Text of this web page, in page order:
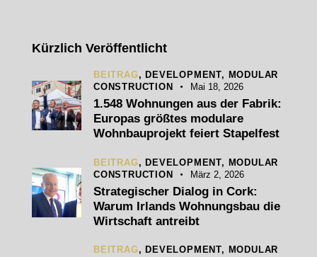
Kürzlich Veröffentlicht
BEITRAG, DEVELOPMENT, MODULAR
CONSTRUCTION
Mai 18, 2026
1.548 Wohnungen aus der Fabrik:
Europas größtes modulare
Wohnbauprojekt feiert Stapelfest
BEITRAG,DEVELOPMENT, MODULAR
CONSTRUCTION
März 2, 2026
Strategischer Dialog in Cork:
Warum Irlands Wohnungsbau die
Wirtschaft antreibt
BEITRAG, DEVELOPMENT, MODULAR